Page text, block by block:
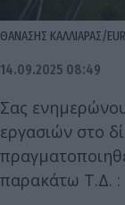
ΘΑΝΑΣΗΣ ΚΑΛΛΙΑΡΑΣ/
14.09.2025 08:49
Σας
εργασιών στο
παρακάτω Τ.Δ. :